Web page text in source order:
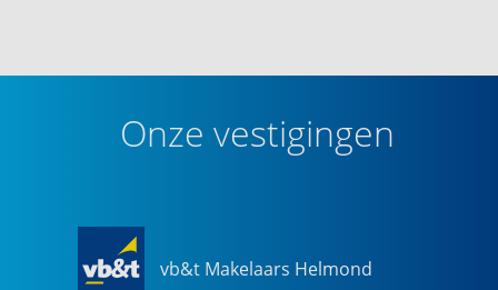
het groen én nabij het centrum! Maak snel een
appartement te bieden heeft.
Onze vestigingen
vb&t Makelaars Helmond